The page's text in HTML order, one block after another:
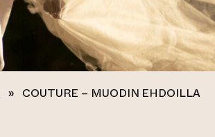
» COUTURE – MUODIN EHDOILLA